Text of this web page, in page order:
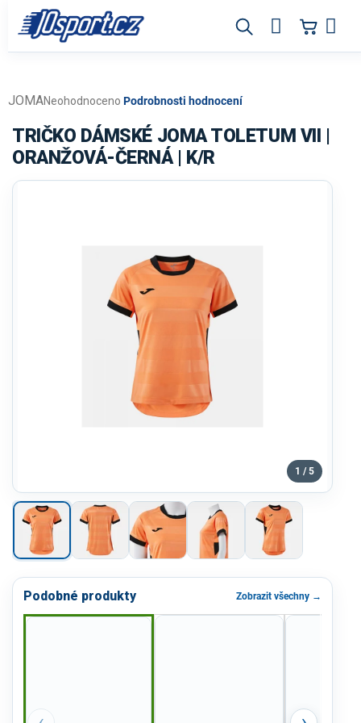
obsah
Průměrné
produktu
je
0,0
Neohodnoceno Podrobnosti hodnocení
JOMA
TRIČKO DÁMSKÉ JOMA TOLETUM VII |
ORANŽOVÁ-ČERNÁ | K/R
1 / 5
Podobné produkty Zobrazit všechny →